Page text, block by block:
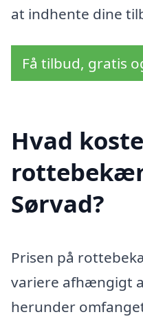
at indhente dine
Få tilbud, gratis
Hvad
Sørvad?
Prisen på
variere afhængigt
herunder